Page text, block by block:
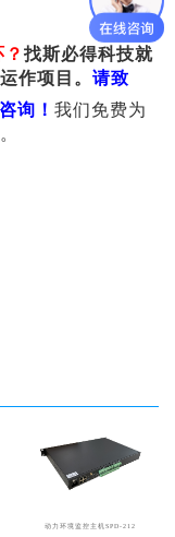
？ 找斯必得科技就
作项目。 请致
询！ 我们免费为
动力环境监控主机SPD-212